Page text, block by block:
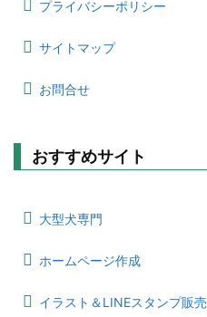
プライバシーポリシー
サイトマップ
お問合せ
おすすめサイト
大型犬専門
ホームページ作成
イラスト＆LINEスタンプ販売